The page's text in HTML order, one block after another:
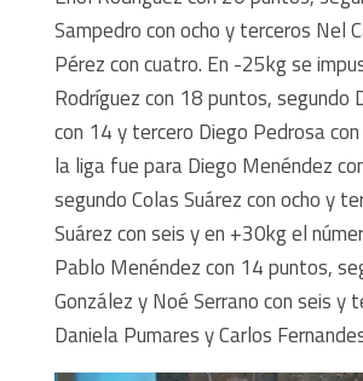
Sampedro con ocho y terceros Nel
Pérez con cuatro. En -25kg se
Rodríguez con 18 puntos, segundo
con 14 y tercero Diego Pedrosa
la liga fue para Diego Menéndez
segundo Colas Suárez con ocho y
Suárez con seis y en +30kg el
Pablo Menéndez con 14 puntos,
González y Noé Serrano con seis y
Daniela Pumares y Carlos